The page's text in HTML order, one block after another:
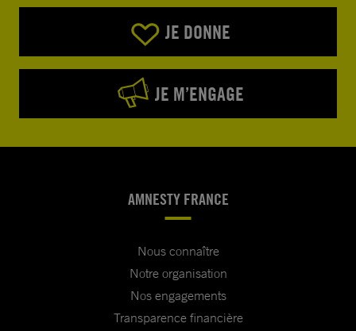
JE DONNE
JE M’ENGAGE
AMNESTY FRANCE
Nous connaître
Notre organisation
Nos engagements
Transparence financière